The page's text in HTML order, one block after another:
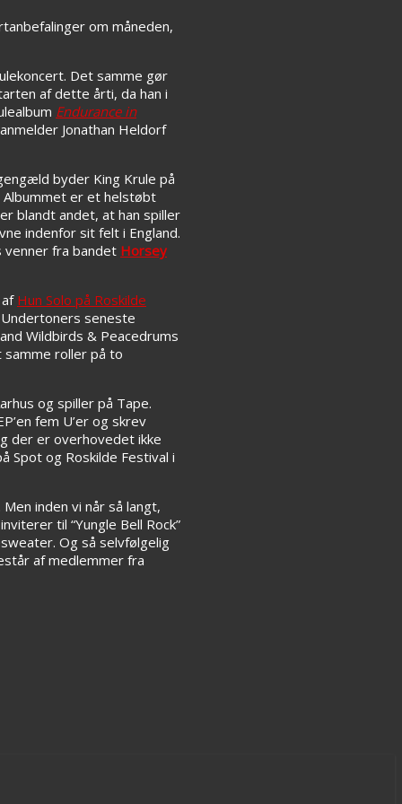
om måneden,
Det samme gør
af dette årti, da han i
Endurance in
Jonathan Heldorf
byder King Krule på
er et helstøbt
blandt andet, at han spiller
indenfor sit felt i England.
venner fra bandet Horsey
Hun Solo på Roskilde
Undertoners seneste
Wildbirds & Peacedrums
roller på to
og spiller på Tape.
fem U’er og skrev
der er overhovedet ikke
Spot og Roskilde Festival i
inden vi når så langt,
inviterer til “Yungle Bell Rock”
Og så selvfølgelig
af medlemmer fra